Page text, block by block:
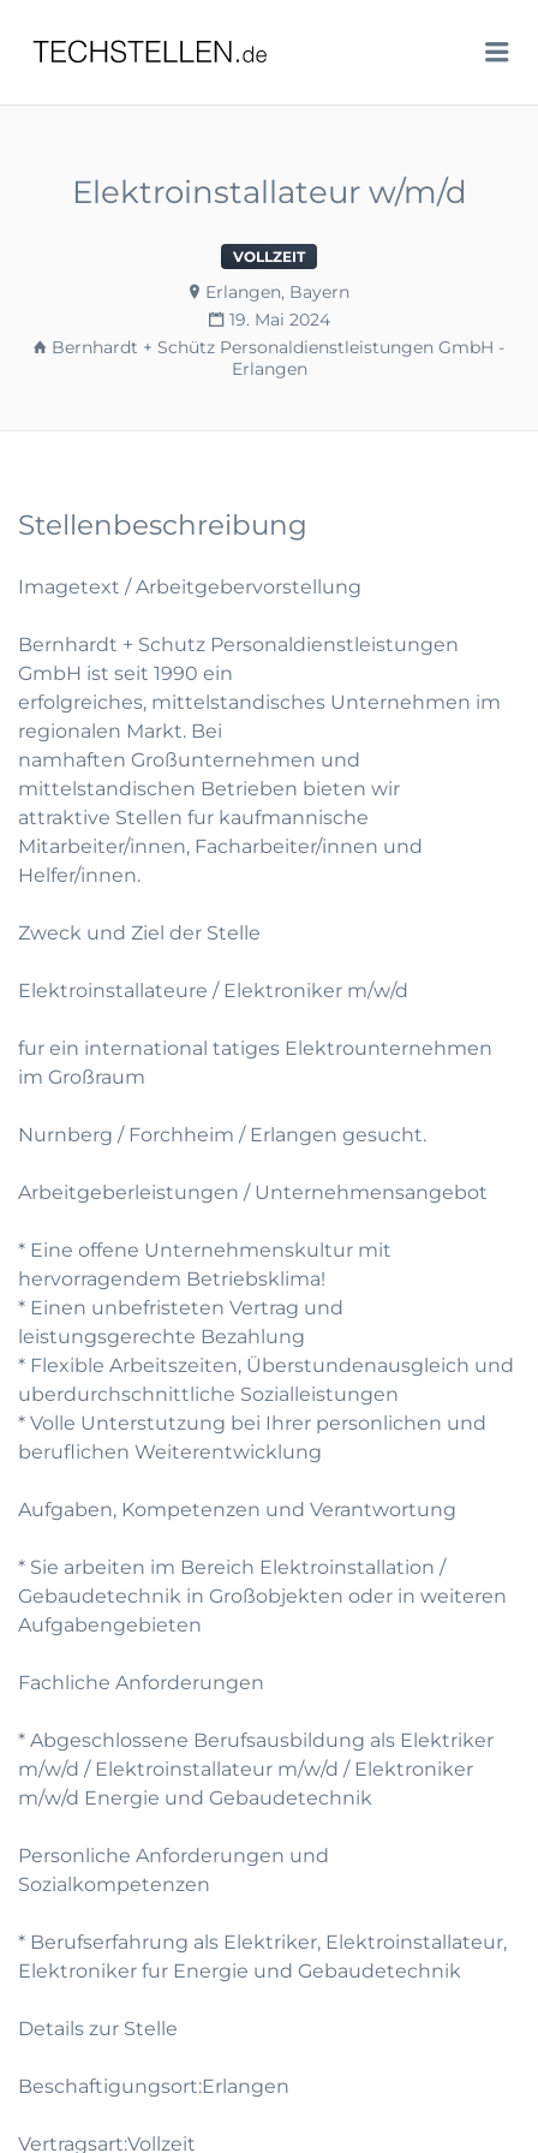
TECHSTELLEN.DE
Elektroinstallateur w/m/d
VOLLZEIT
Erlangen, Bayern
19. Mai 2024
Bernhardt + Schütz Personaldienstleistungen GmbH -
Erlangen
Stellenbeschreibung
Imagetext / Arbeitgebervorstellung
Bernhardt + Schutz Personaldienstleistungen
GmbH ist seit 1990 ein
erfolgreiches, mittelstandisches Unternehmen im
regionalen Markt. Bei
namhaften Großunternehmen und
mittelstandischen Betrieben bieten wir
attraktive Stellen fur kaufmannische
Mitarbeiter/innen, Facharbeiter/innen und
Helfer/innen.
Zweck und Ziel der Stelle
Elektroinstallateure / Elektroniker m/w/d
fur ein international tatiges Elektrounternehmen
im Großraum
Nurnberg / Forchheim / Erlangen gesucht.
Arbeitgeberleistungen / Unternehmensangebot
* Eine offene Unternehmenskultur mit
hervorragendem Betriebsklima!
* Einen unbefristeten Vertrag und
leistungsgerechte Bezahlung
* Flexible Arbeitszeiten, Überstundenausgleich und
uberdurchschnittliche Sozialleistungen
* Volle Unterstutzung bei Ihrer personlichen und
beruflichen Weiterentwicklung
Aufgaben, Kompetenzen und Verantwortung
* Sie arbeiten im Bereich Elektroinstallation /
Gebaudetechnik in Großobjekten oder in weiteren
Aufgabengebieten
Fachliche Anforderungen
* Abgeschlossene Berufsausbildung als Elektriker
m/w/d / Elektroinstallateur m/w/d / Elektroniker
m/w/d Energie und Gebaudetechnik
Personliche Anforderungen und
Sozialkompetenzen
* Berufserfahrung als Elektriker, Elektroinstallateur,
Elektroniker fur Energie und Gebaudetechnik
Details zur Stelle
Beschaftigungsort:Erlangen
Vertragsart:Vollzeit